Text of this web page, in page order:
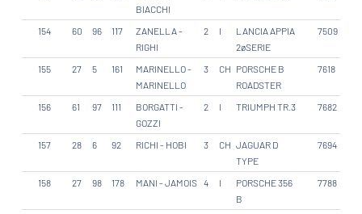
BIACCHI
154 60 96 117
ZANELLA -
RIGHI
2 I
LANCIA APPIA
2øSERIE
7509
155 27 5 161
MARINELLO -
MARINELLO
3 CH PORSCHE B
ROADSTER
7618
156 61 97 111
BORGATTI -
GOZZI
2 I TRIUMPH TR.3 7682
157 28 6 92 RICHI - HOBI 3 CH JAGUAR D
TYPE
7694
158 27 98 178 MANI - JAMOIS 4 I
PORSCHE 356
B
7788